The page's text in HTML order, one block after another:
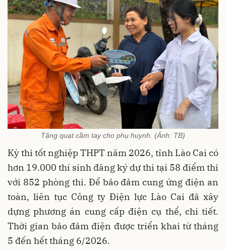
Tặng quạt cầm tay cho phụ huynh. (Ảnh: TB)
Kỳ thi tốt nghiệp THPT năm 2026, tỉnh Lào Cai có
hơn 19.000 thí sinh đăng ký dự thi tại 58 điểm thi
với 852 phòng thi. Để bảo đảm cung ứng điện an
toàn, liên tục Công ty Điện lực Lào Cai đã xây
dựng phương án cung cấp điện cụ thể, chi tiết.
Thời gian bảo đảm điện được triển khai từ tháng
5 đến hết tháng 6/2026.